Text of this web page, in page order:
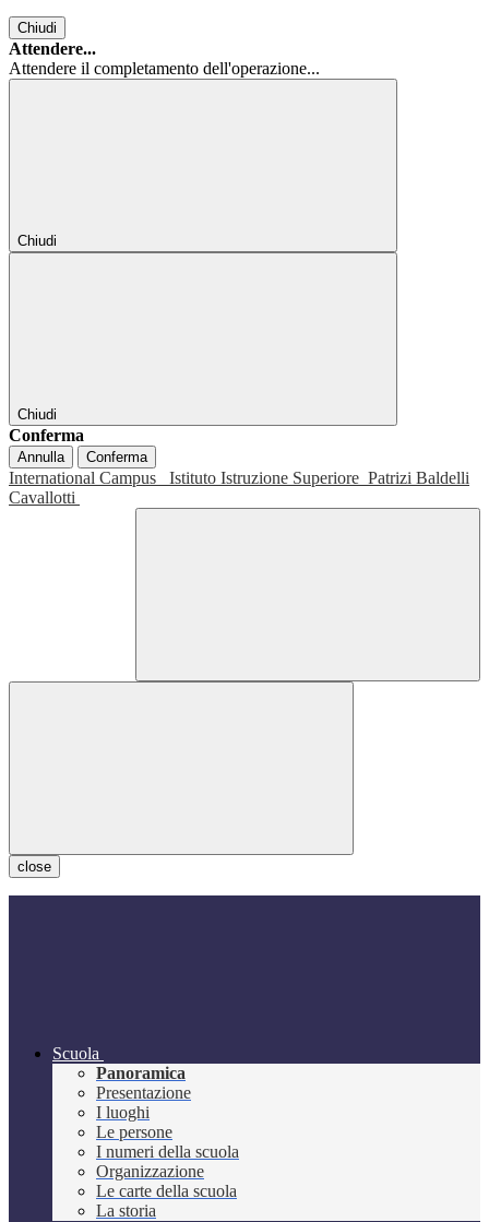
Chiudi
Attendere...
Attendere il completamento dell'operazione...
Chiudi
Chiudi
Conferma
Annulla Conferma
International Campus Istituto Istruzione Superiore Patrizi Baldelli
Cavallotti
close
Scuola
Panoramica
Presentazione
I luoghi
Le persone
I numeri della scuola
Organizzazione
Le carte della scuola
La storia